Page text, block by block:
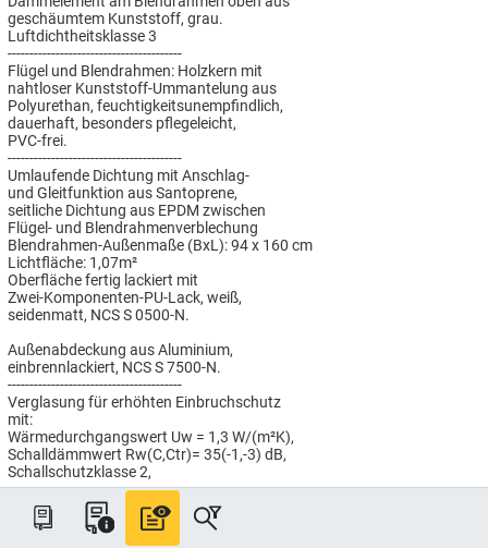
geschäumtem Kunststoff, grau.
Luftdichtheitsklasse 3
----------------------------------------
Flügel und Blendrahmen: Holzkern mit
nahtloser Kunststoff-Ummantelung aus
Polyurethan, feuchtigkeitsunempfindlich,
dauerhaft, besonders pflegeleicht,
PVC-frei.
----------------------------------------
Umlaufende Dichtung mit Anschlag-
und Gleitfunktion aus Santoprene,
seitliche Dichtung aus EPDM zwischen
Flügel- und Blendrahmenverblechung
Blendrahmen-Außenmaße (BxL): 94 x 160 cm
Lichtfläche: 1,07m²
Oberfläche fertig lackiert mit
Zwei-Komponenten-PU-Lack, weiß,
seidenmatt, NCS S 0500-N.
Außenabdeckung aus Aluminium,
einbrennlackiert, NCS S 7500-N.
----------------------------------------
Verglasung für erhöhten Einbruchschutz
mit:
Wärmedurchgangswert Uw = 1,3 W/(m²K),
Schalldämmwert Rw(C,Ctr)= 35(-1,-3) dB,
Schallschutzklasse 2,
Gesamtenergiedurchlasswert g = 0,63,
2x3 mm Verbund-Sicherheitsglas mit